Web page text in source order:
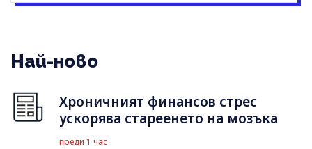
Най-ново
Хроничният финансов стрес
ускорява стареенето на мозъка
преди 1 час